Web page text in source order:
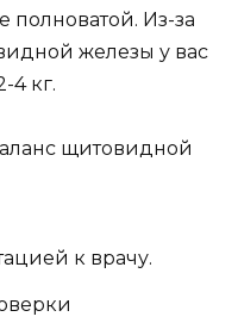
полноватой. Из-за
железы у вас
4 кг.
щитовидной
к врачу.